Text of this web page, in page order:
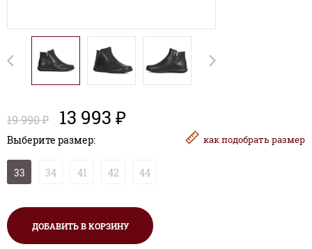
19 990 ₽ 13 993 ₽
Выберите размер: какподобрать размер
33 34 41 42 44
ДОБАВИТЬ В КОРЗИНУ